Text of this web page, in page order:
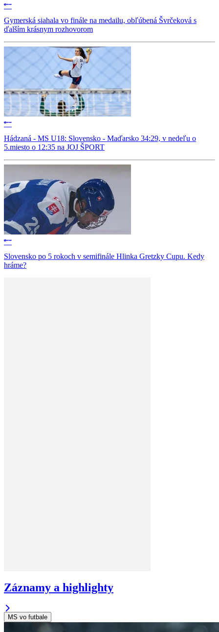
Gymerská siahala vo finále na medailu, obľúbená Švrčeková s
ďalším krásnym rozhovorom
Hádzaná - MS U18: Slovensko - Maďarsko 34:29, v nedeľu o
5.miesto o 12:35 na JOJ ŠPORT
Slovensko po 5 rokoch v semifinále Hlinka Gretzky Cupu. Kedy
hráme?
Záznamy a highlighty
MS vo futbale